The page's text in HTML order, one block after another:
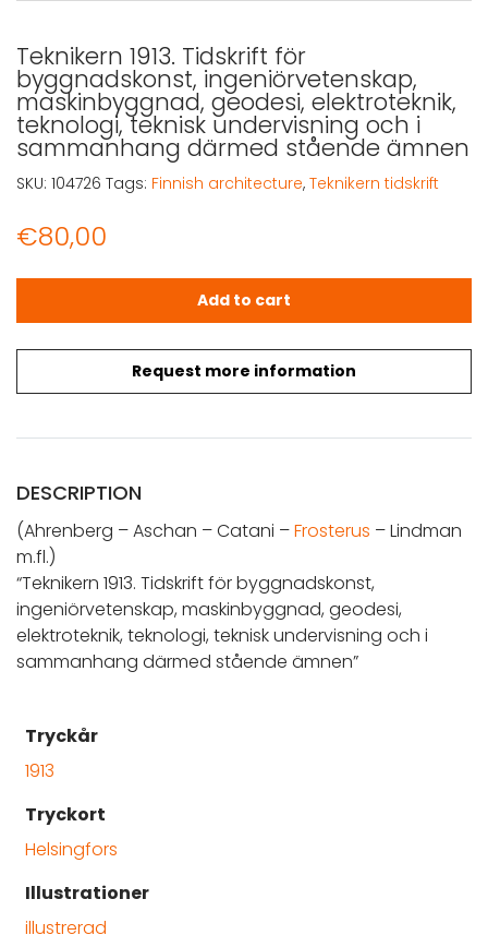
Teknikern 1913. Tidskrift för
byggnadskonst, ingeniörvetenskap,
maskinbyggnad, geodesi, elektroteknik,
teknologi, teknisk undervisning och i
sammanhang därmed stående ämnen
€80,00
Request more information
Teknikern 1913. Tidskrift för byggnadskonst,
Add to cart
SKU: 104726 Tags: Finnish architecture, Teknikern tidskrift
DESCRIPTION
(Ahrenberg – Aschan – Catani –Frosterus – Lindman
m.fl.)
“Teknikern 1913. Tidskrift för byggnadskonst,
ingeniörvetenskap, maskinbyggnad, geodesi,
elektroteknik, teknologi, teknisk undervisning och i
sammanhang därmed stående ämnen”
Tryckår
1913
Tryckort
Helsingfors
Illustrationer
illustrerad